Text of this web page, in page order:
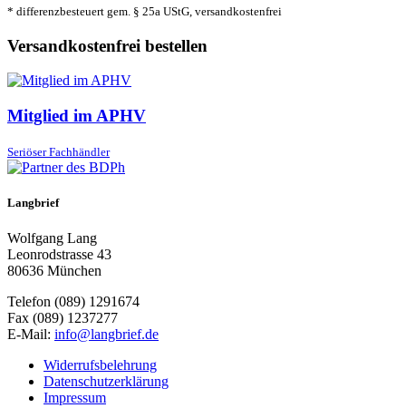
* differenzbesteuert gem. § 25a UStG, versandkostenfrei
Versandkostenfrei bestellen
Mitglied im APHV
Seriöser Fachhändler
Langbrief
Wolfgang Lang
Leonrodstrasse 43
80636 München
Telefon (089) 1291674
Fax (089) 1237277
E-Mail: info@langbrief.de
Widerrufsbelehrung
Datenschutzerklärung
Impressum